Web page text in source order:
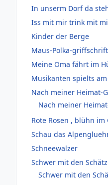
In unserm Dorf da
Iss mit mir trink mit
Kinder der Berge
Maus-Polka-griffschrift
Meine Oma fährt im
Musikanten spielts
Nach meiner Heimat-
Nach meiner
Rote Rosen , blühn im
Schau das
Schneewalzer
Schwer mit den
Schwer mit den